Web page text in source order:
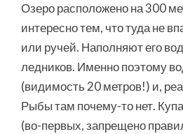
Озеро расположено на 300
интересно тем, что туда не
или ручей. Наполняют его
ледников. Именно поэтому
(видимость 20 метров!) и,
Рыбы там почему-то нет.
(во-первых, запрещено